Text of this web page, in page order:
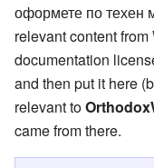
оформете по техен
relevant content from
documentation
and then put it here
relevant to
came from there.